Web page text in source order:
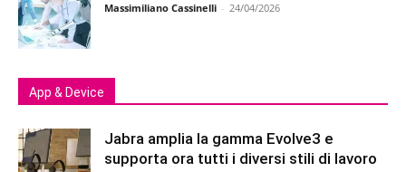
Massimiliano Cassinelli - 24/04/2026
App & Device
Jabra amplia la gamma Evolve3 e
supporta ora tutti i diversi stili di lavoro